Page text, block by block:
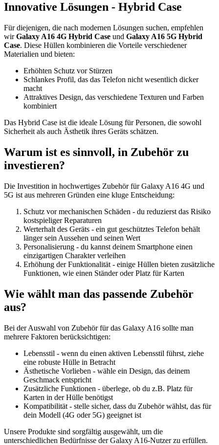
Innovative Lösungen - Hybrid Case
Für diejenigen, die nach modernen Lösungen suchen, empfehlen
wirGalaxy A16 4G Hybrid Case und Galaxy A16 5G Hybrid
Case. Diese Hüllen kombinieren die Vorteile verschiedener
Materialien und bieten:
Erhöhten Schutz vor Stürzen
Schlankes Profil, das das Telefon nicht wesentlich dicker
macht
Attraktives Design, das verschiedene Texturen und Farben
kombiniert
Das Hybrid Case ist die ideale Lösung für Personen, die sowohl
Sicherheit als auch Ästhetik ihres Geräts schätzen.
Warum ist es sinnvoll, in Zubehör zu
investieren?
Die Investition in hochwertiges Zubehör für Galaxy A16 4G und
5G ist aus mehreren Gründen eine kluge Entscheidung:
Schutz vor mechanischen Schäden - du reduzierst das Risiko
kostspieliger Reparaturen
Werterhalt des Geräts - ein gut geschütztes Telefon behält
länger sein Aussehen und seinen Wert
Personalisierung - du kannst deinem Smartphone einen
einzigartigen Charakter verleihen
Erhöhung der Funktionalität - einige Hüllen bieten zusätzliche
Funktionen, wie einen Ständer oder Platz für Karten
Wie wählt man das passende Zubehör
aus?
Bei der Auswahl von Zubehör für das Galaxy A16 sollte man
mehrere Faktoren berücksichtigen:
Lebensstil - wenn du einen aktiven Lebensstil führst, ziehe
eine robuste Hülle in Betracht
Ästhetische Vorlieben - wähle ein Design, das deinem
Geschmack entspricht
Zusätzliche Funktionen - überlege, ob du z.B. Platz für
Karten in der Hülle benötigst
Kompatibilität - stelle sicher, dass du Zubehör wählst, das für
dein Modell (4G oder 5G) geeignet ist
Unsere Produkte sind sorgfältig ausgewählt, um die
unterschiedlichen Bedürfnisse der Galaxy A16-Nutzer zu erfüllen.